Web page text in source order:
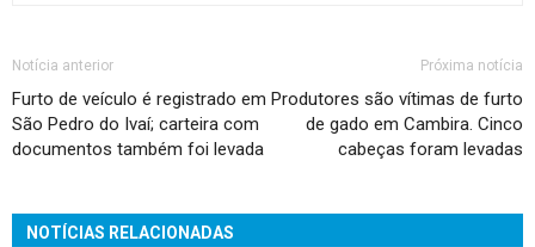
Notícia anterior
Furto de veículo é registrado em
São Pedro do Ivaí; carteira com
documentos também foi levada
Próxima notícia
Produtores são vítimas de furto
de gado em Cambira. Cinco
cabeças foram levadas
NOTÍCIAS RELACIONADAS